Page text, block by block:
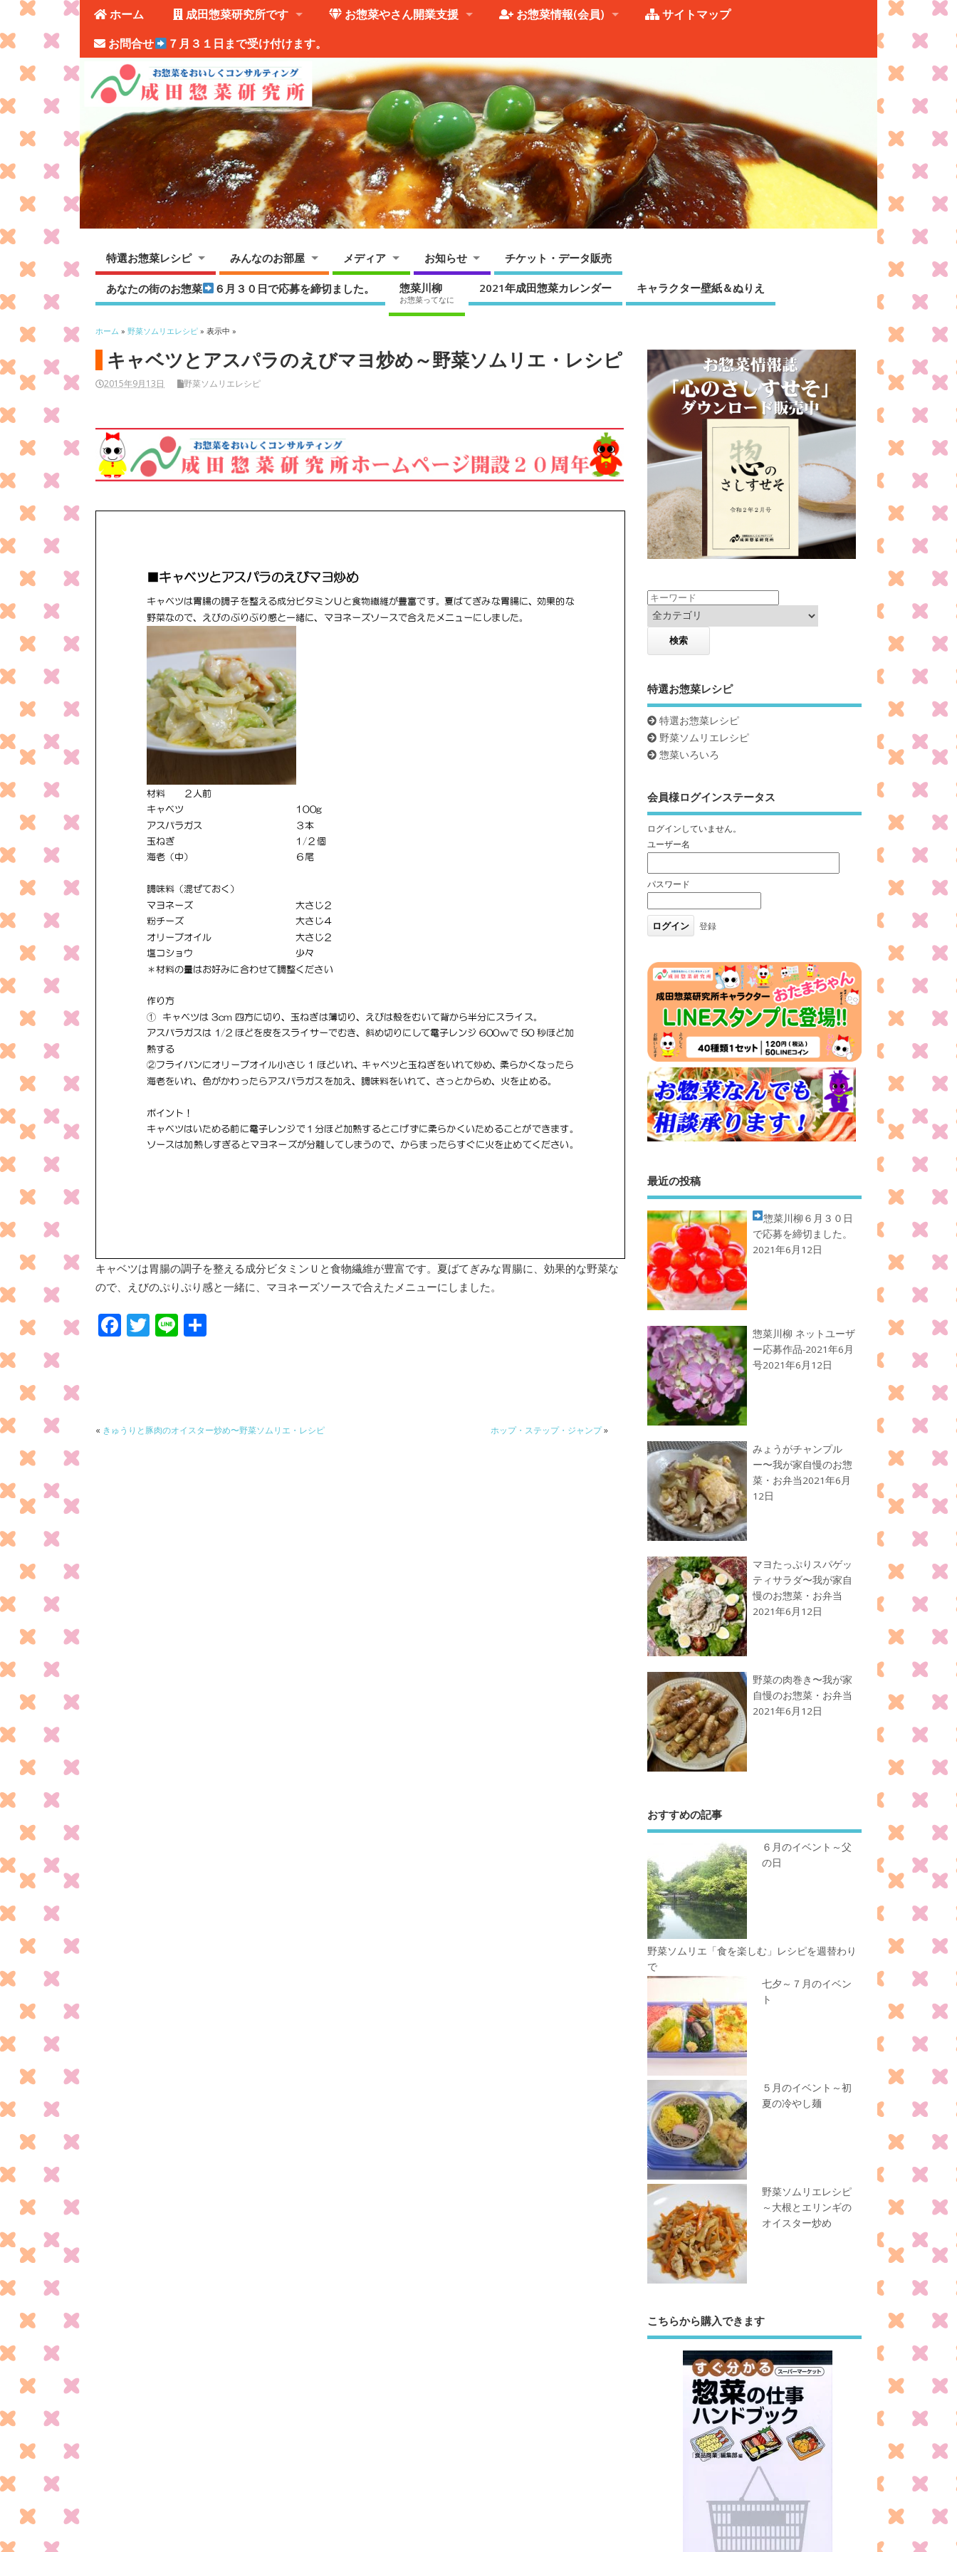
ホーム 成田惣菜研究所です お惣菜やさん開業支援 お惣菜情報(会員)
サイトマップ
お問合せ
７月３１日まで受け付けます。
特選お惣菜レシピ みんなのお部屋 メディア お知らせ チケット・データ販売
あなたの街のお惣菜 ６月３０日で応募を締切ました。 惣菜川柳
お惣菜ってなに
2021年成田惣菜カレンダー キャラクター壁紙＆ぬりえ
ホーム »野菜ソムリエレシピ » 表示中 »
キャベツとアスパラのえびマヨ炒め～野菜ソムリエ・レシピ
2015年9月13日 野菜ソムリエレシピ
キャベツは胃腸の調子を整える成分ビタミンＵと食物繊維が豊富です。夏ばてぎみな胃腸に、効果的な野菜な
ので、えびのぷりぷり感と一緒に、マヨネーズソースで合えたメニューにしました。
F
o
T Li
« きゅうりと豚肉のオイスター炒め〜野菜ソムリエ・レシピ ホップ・ステップ・ジャンプ»
特選お惣菜レシピ
特選お惣菜レシピ
野菜ソムリエレシピ
惣菜いろいろ
会員様ログインステータス
ログインしていません。
ユーザー名
パスワード
登録
最近の投稿
惣菜川柳 ６月３０日
で応募を締切ました。
2021年6月12日
惣菜川柳 ネットユーザ
ー応募作品-2021年6月
号2021年6月12日
みょうがチャンプル
ー〜我が家自慢のお惣
菜・お弁当2021年6月
12日
マヨたっぷりスパゲッ
ティサラダ〜我が家自
慢のお惣菜・お弁当
2021年6月12日
野菜の肉巻き〜我が家
自慢のお惣菜・お弁当
2021年6月12日
おすすめの記事
６月のイベント～父
の日
野菜ソムリエ「食を楽しむ」レシピを週替わり
で
七夕～７月のイベン
ト
５月のイベント～初
夏の冷やし麺
野菜ソムリエレシピ
～大根とエリンギの
オイスター炒め
こちらから購入できます